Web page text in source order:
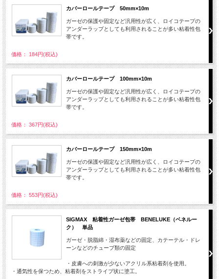
カバーロールテープ 50mm×10m
ガーゼの保護や固定など汎用性が広く、ロイコテープの
アンダーラップとしても利用されることが多い粘着性包
帯です。
価格： 184円(税込)
カバーロールテープ 100mm×10m
ガーゼの保護や固定など汎用性が広く、ロイコテープの
アンダーラップとしても利用されることが多い粘着性包
帯です。
価格： 367円(税込)
カバーロールテープ 150mm×10m
ガーゼの保護や固定など汎用性が広く、ロイコテープの
アンダーラップとしても利用されることが多い粘着性包
帯です。
価格： 553円(税込)
SIGMAX 粘着性ガーゼ包帯 BENELUKE（ベネルー
ク） 単品
ガーゼ・脱脂綿・湿布薬などの固定、カテーテル・ドレ
ーンなどのチューブ類の固定
・皮膚への刺激が少ないアクリル系粘着剤を使用。
・通気性を保つため、粘着剤をストライプ状に塗工。